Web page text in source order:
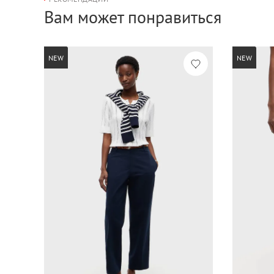
Вам может понравиться
NEW NEW